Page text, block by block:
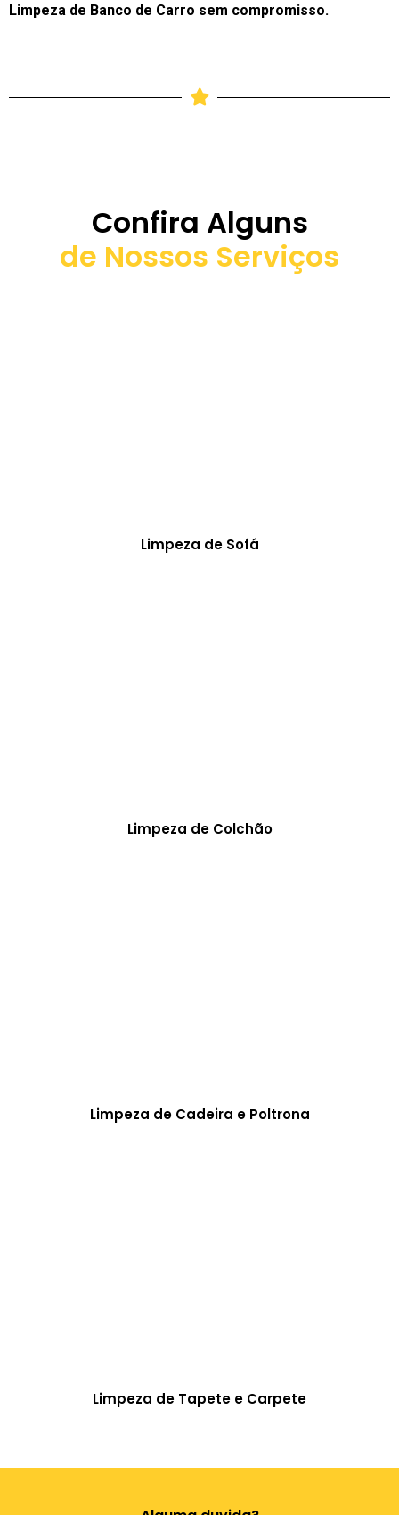
Limpeza de Banco de Carro sem compromisso.
Confira Alguns
de Nossos Serviços
Limpeza de Sofá
Limpeza de Colchão
Limpeza de Cadeira e Poltrona
Limpeza de Tapete e Carpete